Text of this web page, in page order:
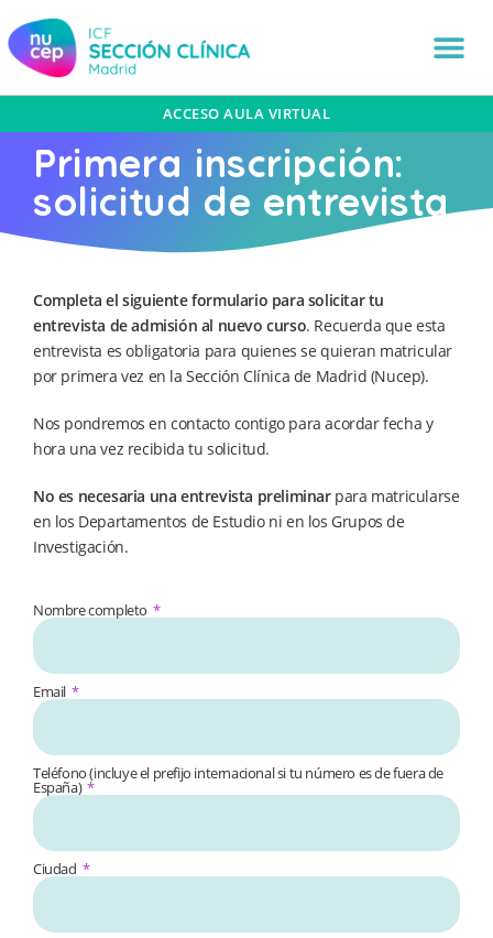
ACCESO AULA VIRTUAL
Primera inscripción:
solicitud de entrevista
Completa el siguiente formulario para solicitar tu
entrevista de admisión al nuevo curso. Recuerda que esta
entrevista es obligatoria para quienes se quieran matricular
por primera vez en la Sección Clínica de Madrid (Nucep).
Nos pondremos en contacto contigo para acordar fecha y
hora una vez recibida tu solicitud.
No es necesaria una entrevista preliminarpara matricularse
en los Departamentos de Estudio ni en los Grupos de
Investigación.
Nombre completo
Email
Teléfono (incluye el prefijo internacional si tu número es de fuera de
España)
Ciudad